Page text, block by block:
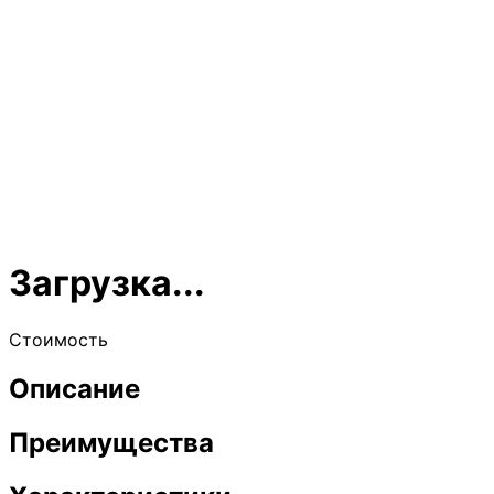
Загрузка...
Стоимость
Описание
Преимущества